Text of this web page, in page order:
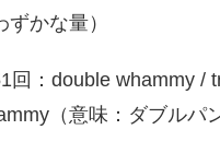
ずかな量）
回：double whammy /
（意味：ダブルパ